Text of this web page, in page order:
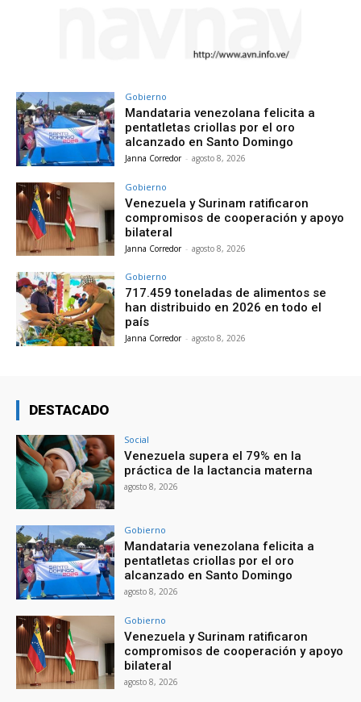
Gobierno
Mandataria venezolana felicita a
pentatletas criollas por el oro
alcanzado en Santo Domingo
Janna Corredor - agosto 8, 2026
Gobierno
Venezuela y Surinam ratificaron
compromisos de cooperación y apoyo
bilateral
Janna Corredor - agosto 8, 2026
Gobierno
717.459 toneladas de alimentos se
han distribuido en 2026 en todo el
país
Janna Corredor - agosto 8, 2026
DESTACADO
Social
Venezuela supera el 79% en la
práctica de la lactancia materna
agosto 8, 2026
Gobierno
Mandataria venezolana felicita a
pentatletas criollas por el oro
alcanzado en Santo Domingo
agosto 8, 2026
Gobierno
Venezuela y Surinam ratificaron
compromisos de cooperación y apoyo
bilateral
agosto 8, 2026